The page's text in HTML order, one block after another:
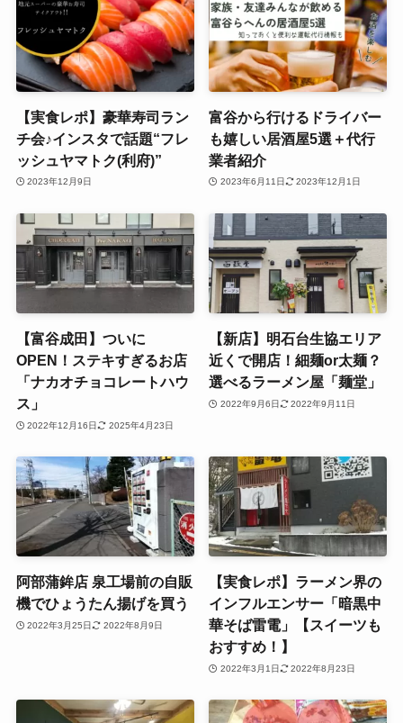
【実食レポ】豪華寿司ラン
チ会♪インスタで話題“フレ
ッシュヤマトク(利府)”
2023年12月9日
富谷から行けるドライバー
も嬉しい居酒屋5選＋代行
業者紹介
2023年6月11日 2023年12月1日
【富谷成田】ついに
OPEN！ステキすぎるお店
「ナカオチョコレートハウ
ス」
2022年12月16日 2025年4月23日
【新店】明石台生協エリア
近くで開店！細麺or太麺？
選べるラーメン屋「麺堂」
2022年9月6日 2022年9月11日
阿部蒲鉾店 泉工場前の自販
機でひょうたん揚げを買う
2022年3月25日 2022年8月9日
【実食レポ】ラーメン界の
インフルエンサー「暗黒中
華そば雷電」【スイーツも
おすすめ！】
2022年3月1日 2022年8月23日